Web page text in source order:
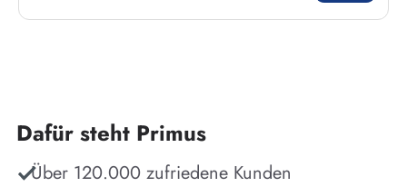
Dafür steht Primus
Über 120.000 zufriedene Kunden